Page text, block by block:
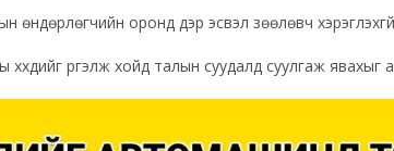
өндөрлөгчийн оронд дэр эсвэл зөөлөвч
хүүхдийг үргэлж хойд талын суудалд суулгаж